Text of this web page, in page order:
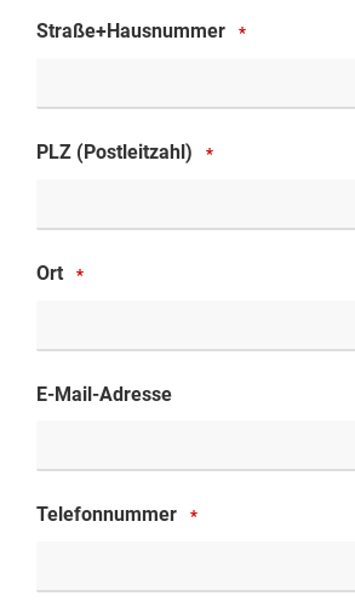
Straße+Hausnummer *
PLZ (Postleitzahl) *
Ort *
E-Mail-Adresse
Telefonnummer *